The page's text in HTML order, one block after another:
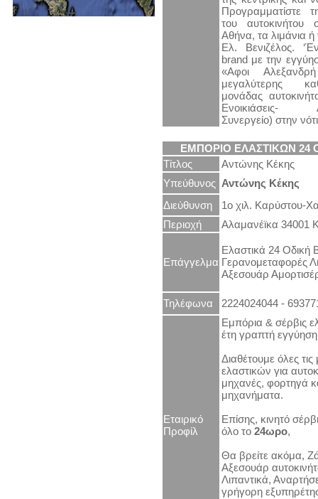
Προγραμματίστε
του
Αθήνα, τα λιμάνια ή
Ελ. Βενιζέλος.
brand με την
«Αφοι
μεγαλύτερης
μονάδας
Ενοικιάσεις-
Συνεργείο) στην
ΕΜΠΟΡΙΟ ΕΛΑΣΤΙΚΩΝ 24
Τίτλος
Αντώνης Κέκης
Υπεύθυνος Αντώνης Κέκης
Διεύθυνση
1ο χιλ. Καρύστου-
Περιοχή
Αλαμανέϊκα 34001
Επάγγελμα
Ελαστικά 24 Οδική
Γερανομεταφορές
Αξεσουάρ
Τηλέφωνα 2224024044 -
Εταιρικό
Προφίλ
Εμπόρια & σέρβις
έτη γραπτή
Διαθέτουμε όλες
ελαστικών για
μηχανές, φορτηγά
μηχανήματα.
Επίσης, κινητό
όλο το 24ωρο,
Θα βρείτε ακόμα,
Αξεσουάρ
Λιπαντικά,
γρήγορη